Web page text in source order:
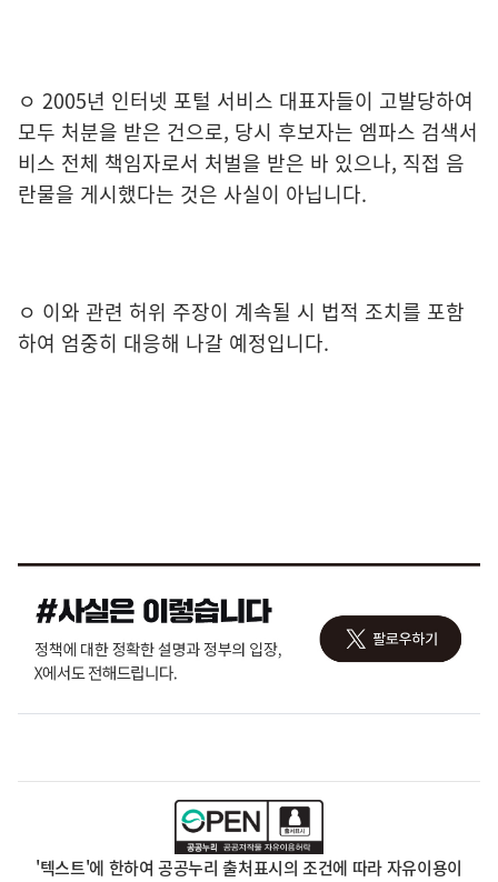
ㅇ 2005년 인터넷 포털 서비스 대표자들이 고발당하여
모두 처분을 받은 건으로, 당시 후보자는 엠파스 검색서
비스 전체 책임자로서 처벌을 받은 바 있으나, 직접 음
란물을 게시했다는 것은 사실이 아닙니다.
ㅇ 이와 관련 허위 주장이 계속될 시 법적 조치를 포함
하여 엄중히 대응해 나갈 예정입니다.
'텍스트'에 한하여 공공누리 출처표시의 조건에 따라 자유이용이